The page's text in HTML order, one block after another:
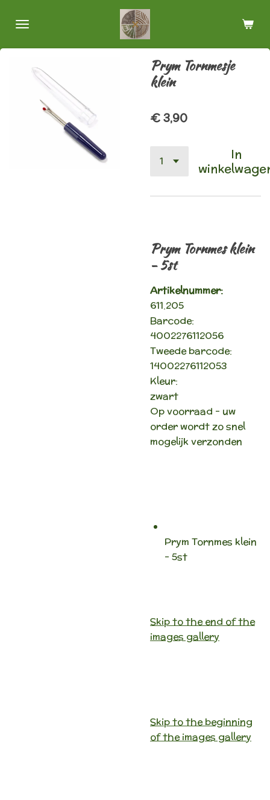
direct
hoofdinhoud
Prym Tornmesje
klein
€ 3,90
In
Prym Tornmes klein
- 5st
Artikelnummer:
611.205
Barcode:
4002276112056
Tweede barcode:
14002276112053
Kleur:
zwart
Op voorraad - uw
order wordt zo snel
mogelijk verzonden
Prym Tornmes klein
- 5st
Skip to the end of the
images gallery
Skip to the beginning
of the images gallery